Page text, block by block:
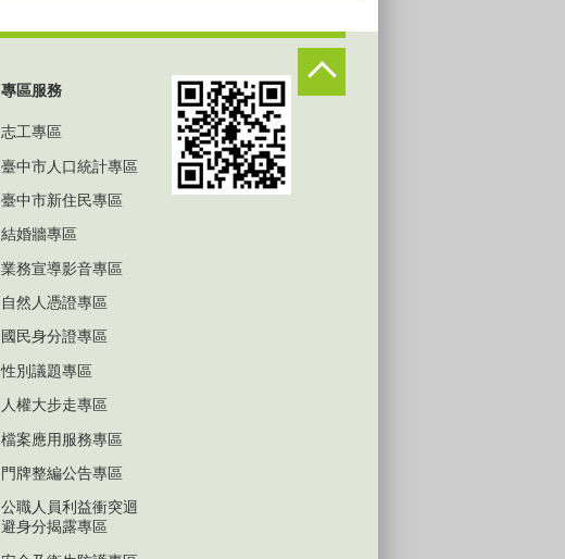
專區服務
志工專區
臺中市人口統計專區
臺中市新住民專區
結婚牆專區
業務宣導影音專區
自然人憑證專區
國民身分證專區
性別議題專區
人權大步走專區
檔案應用服務專區
門牌整編公告專區
公職人員利益衝突迴
避身分揭露專區